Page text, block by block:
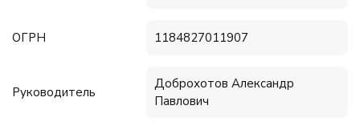
ОГРН 1184827011907
Руководитель
Доброхотов Александр
Павлович